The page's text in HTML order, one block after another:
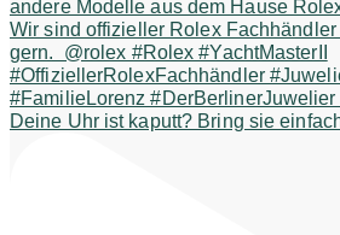
Deine Uhr ist kaputt? Bring sie